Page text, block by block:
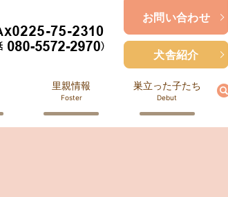
里親情報
Foster
巣立った子たち
Debut
お問い合わせ
犬舎紹介